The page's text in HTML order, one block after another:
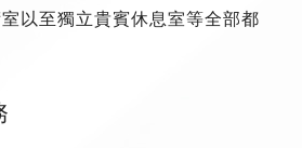
以至獨立貴賓休息室等全部都